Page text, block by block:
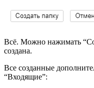
Всё. Можно нажимать
создана.
Все созданные
“Входящие”: